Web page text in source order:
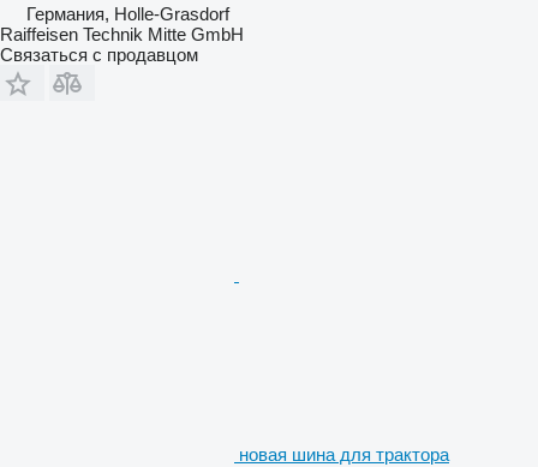
Германия, Holle-Grasdorf
Raiffeisen Technik Mitte GmbH
Связаться с продавцом
новая шина для трактора